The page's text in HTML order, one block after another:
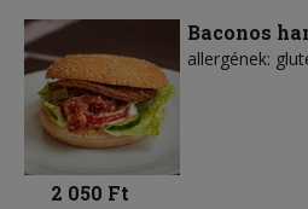
Baconos
allergének:
2 050 Ft